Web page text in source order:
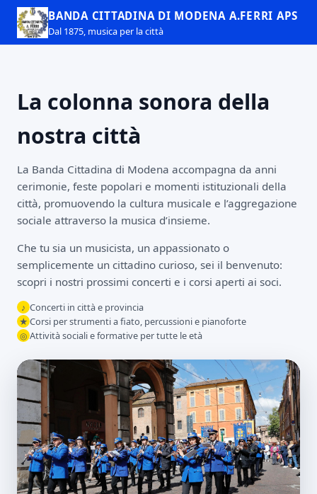
BANDA CITTADINA DI MODENA A.FERRI APS
Dal 1875, musica per la città
La colonna sonora della
nostra città
La Banda Cittadina di Modena accompagna da anni
cerimonie, feste popolari e momenti istituzionali della
città, promuovendo la cultura musicale e l’aggregazione
sociale attraverso la musica d’insieme.
Che tu sia un musicista, un appassionato o
semplicemente un cittadino curioso, sei il benvenuto:
scopri i nostri prossimi concerti e i corsi aperti ai soci.
♪ Concerti in città e provincia
★Corsi per strumenti a fiato, percussioni e pianoforte
◎ Attività sociali e formative per tutte le età